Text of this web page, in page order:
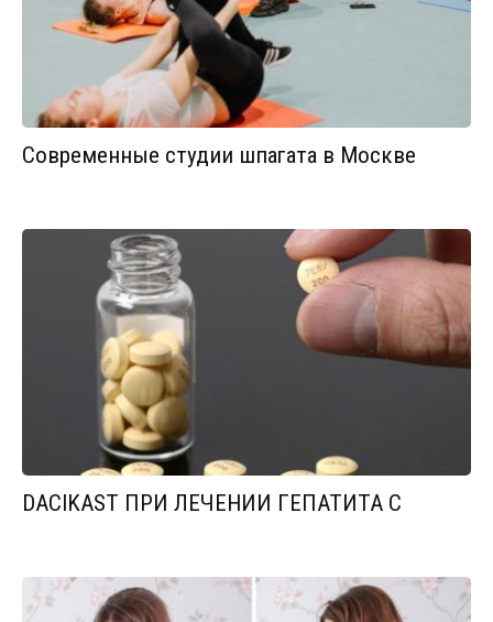
Современные студии шпагата в Москве
DACIKAST ПРИ ЛЕЧЕНИИ ГЕПАТИТА С